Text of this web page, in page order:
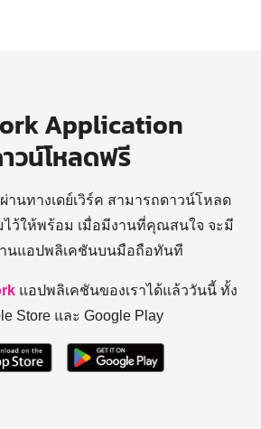
Application
วน์โหลดฟรี
านทางเดย์เวิร์ค สามารถดาวน์โหลด
ไว้ให้พร้อม เมื่อมีงานที่คุณสนใจ จะมี
านแอปพลิเคชันบนมือถือทันที
แอปพลิเคชันของเราได้แล้ววันนี้ ทั้ง
Store และ Google Play